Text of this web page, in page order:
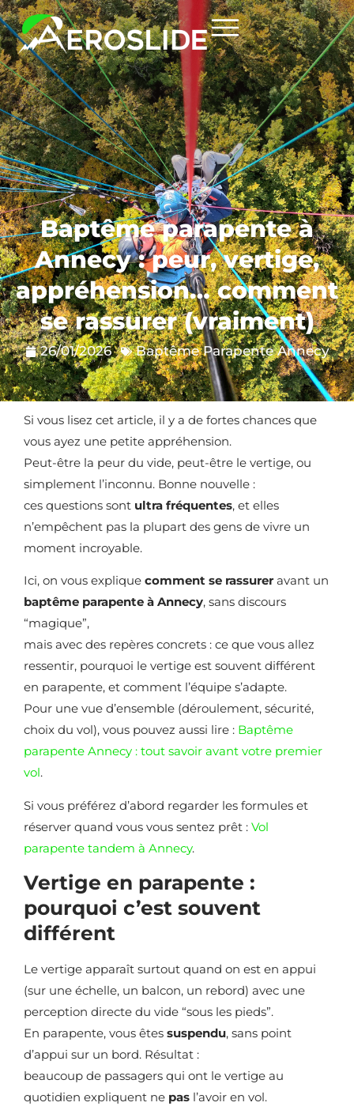
Baptême parapente à
Annecy : peur, vertige,
appréhension… comment
se rassurer (vraiment)
26/01/2026 Baptême Parapente Annecy
Si vous lisez cet article, il y a de fortes chances que
vous ayez une petite appréhension.
Peut-être la peur du vide, peut-être le vertige, ou
simplement l’inconnu. Bonne nouvelle :
ces questions sont ultra fréquentes, et elles
n’empêchent pas la plupart des gens de vivre un
moment incroyable.
Ici, on vous explique comment se rassurer avant un
baptême parapente à Annecy, sans discours
“magique”,
mais avec des repères concrets : ce que vous allez
ressentir, pourquoi le vertige est souvent différent
en parapente, et comment l’équipe s’adapte.
Pour une vue d’ensemble (déroulement, sécurité,
choix du vol), vous pouvez aussi lire : Baptême
parapente Annecy : tout savoir avant votre premier
vol.
Si vous préférez d’abord regarder les formules et
réserver quand vous vous sentez prêt : Vol
parapente tandem à Annecy.
Vertige en parapente :
pourquoi c’est souvent
différent
Le vertige apparaît surtout quand on est en appui
(sur une échelle, un balcon, un rebord) avec une
perception directe du vide “sous les pieds”.
En parapente, vous êtes suspendu, sans point
d’appui sur un bord. Résultat :
beaucoup de passagers qui ont le vertige au
quotidien expliquent ne pas l’avoir en vol.